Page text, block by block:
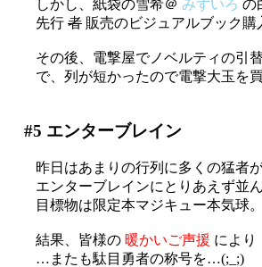
しかし、紙袋の雪希＠ みずいろ の
先行 者 販売のビジュアルブック購
その後、電撃屋でノベルティの引替
で、列が短かったので電撃大玉を
#5 エンターブレイン
昨日はあまりの行列に多くの猛者
エンターブレインにとりあえず並ん
目標物は限定本マジキュー本気球。
結果、皆様の 暖かいご声援 により
…またも駄目勇者の称号を…(;_;)